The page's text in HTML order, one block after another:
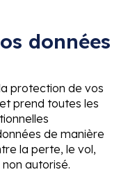
données
protection de vos
prend toutes les
de manière
la perte, le vol,
autorisé.